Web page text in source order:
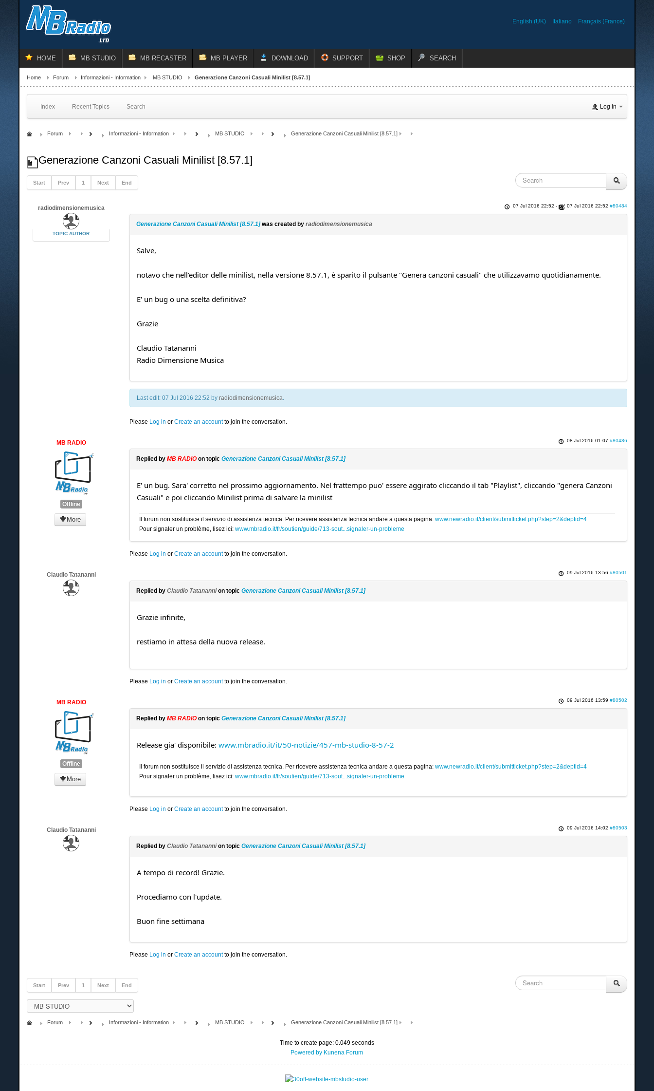
English (UK) Italiano Français (France)
HOME MB STUDIO MB RECASTER MB PLAYER DOWNLOAD SUPPORT SHOP SEARCH
Home Forum Informazioni - Information MB STUDIO Generazione Canzoni Casuali Minilist [8.57.1]
Index Recent Topics Search Log in
Forum Informazioni - Information MB STUDIO Generazione Canzoni Casuali Minilist [8.57.1]
Generazione Canzoni Casuali Minilist [8.57.1]
Start Prev 1 Next End
radiodimensionemusica
TOPIC AUTHOR
07 Jul 2016 22:52 - 07 Jul 2016 22:52 #80484
Generazione Canzoni Casuali Minilist [8.57.1]was created by radiodimensionemusica
Salve,
notavo che nell'editor delle minilist, nella versione 8.57.1, è sparito il pulsante "Genera canzoni casuali" che utilizzavamo quotidianamente.
E' un bug o una scelta definitiva?
Grazie
Claudio Tatananni
Radio Dimensione Musica
Last edit: 07 Jul 2016 22:52 by radiodimensionemusica
Please Log in or Create an accountto join the conversation.
MB RADIO
Offline
More
08 Jul 2016 01:07 #80486
Replied by MB RADIOon topic Generazione Canzoni Casuali Minilist [8.57.1]
E' un bug. Sara' corretto nel prossimo aggiornamento. Nel frattempo puo' essere aggirato cliccando il tab "Playlist", cliccando "genera Canzoni
Casuali" e poi cliccando Minilist prima di salvare la minilist
Il forum non sostituisce il servizio di assistenza tecnica. Per ricevere assistenza tecnica andare a questa pagina: www.newradio.it/client/submitticket.php?step=2&deptid=4
Pour signaler un problème, lisez ici: www.mbradio.it/fr/soutien/guide/713-sout...signaler-un-probleme
Please Log in or Create an accountto join the conversation.
Claudio Tatananni 09 Jul 2016 13:56 #80501
Replied by Claudio Tatanannion topic Generazione Canzoni Casuali Minilist [8.57.1]
Grazie infinite,
restiamo in attesa della nuova release.
Please Log in or Create an accountto join the conversation.
MB RADIO
Offline
More
09 Jul 2016 13:59 #80502
Replied by MB RADIOon topic Generazione Canzoni Casuali Minilist [8.57.1]
Release gia' disponibile: www.mbradio.it/it/50-notizie/457-mb-studio-8-57-2
Il forum non sostituisce il servizio di assistenza tecnica. Per ricevere assistenza tecnica andare a questa pagina: www.newradio.it/client/submitticket.php?step=2&deptid=4
Pour signaler un problème, lisez ici: www.mbradio.it/fr/soutien/guide/713-sout...signaler-un-probleme
Please Log in or Create an accountto join the conversation.
Claudio Tatananni 09 Jul 2016 14:02 #80503
Replied by Claudio Tatanannion topic Generazione Canzoni Casuali Minilist [8.57.1]
A tempo di record! Grazie.
Procediamo con l'update.
Buon fine settimana
Please Log in or Create an accountto join the conversation.
Start Prev 1 Next End
Forum Informazioni - Information MB STUDIO Generazione Canzoni Casuali Minilist [8.57.1]
Time to create page: 0.049 seconds
Powered by Kunena Forum